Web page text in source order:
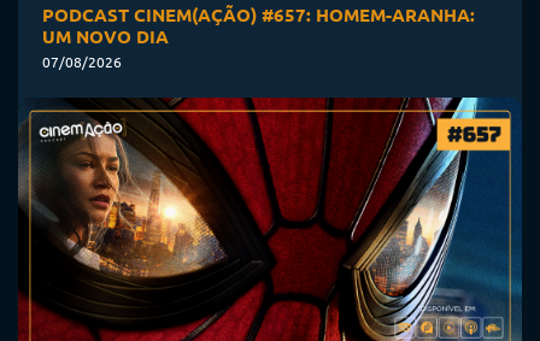
PODCAST CINEM(AÇÃO) #657: HOMEM-ARANHA:
UM NOVO DIA
07/08/2026